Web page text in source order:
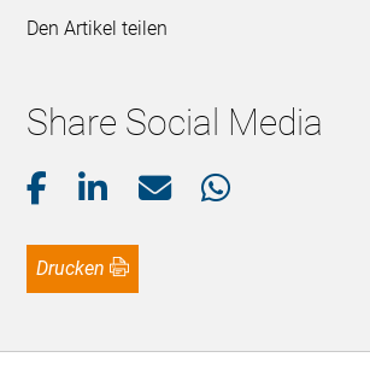
Den Artikel teilen
Share Social Media
Drucken